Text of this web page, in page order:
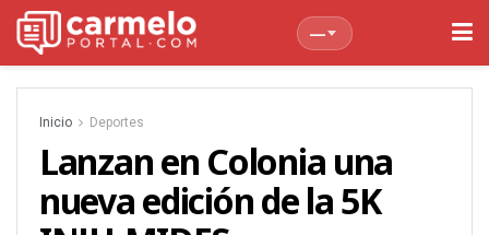
—
Inicio Deportes
Lanzan en Colonia una
nueva edición de la 5K